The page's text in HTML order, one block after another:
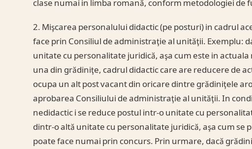
clase numai in limba romană, conform metodologiei de
2. Mişcarea personalului didactic (pe posturi) in cadrul
face prin Consiliul de administraţie al unităţii. Exemplu:
unitate cu personalitate juridică, aşa cum este in
una din grădiniţe, cadrul didactic care are reducere de
ocupa un alt post vacant din oricare dintre grădiniţele
aprobarea Consiliului de administraţie al unităţii. In
nedidactic i se reduce postul intr-o unitate cu
dintr-o altă unitate cu personalitate juridică, aşa cum se
poate face numai prin concurs. Prin urmare, dacă